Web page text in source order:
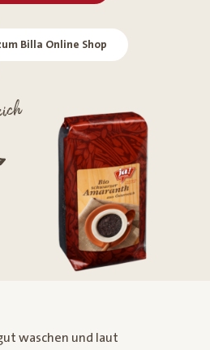
Billa Online Shop
waschen und laut